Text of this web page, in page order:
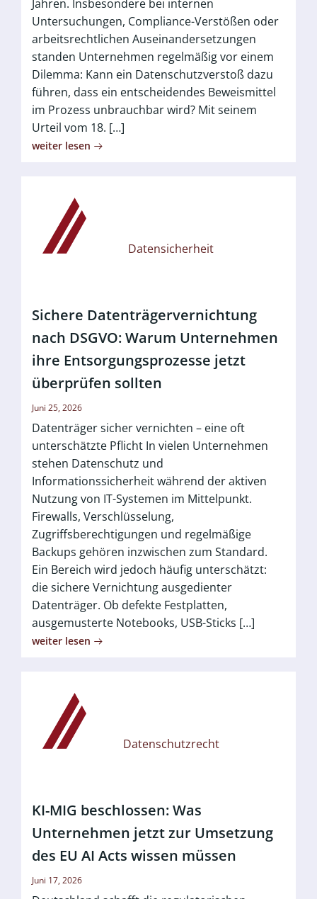
Jahren. Insbesondere bei internen
Untersuchungen, Compliance-Verstößen oder
arbeitsrechtlichen Auseinandersetzungen
standen Unternehmen regelmäßig vor einem
Dilemma: Kann ein Datenschutzverstoß dazu
führen, dass ein entscheidendes Beweismittel
im Prozess unbrauchbar wird? Mit seinem
Urteil vom 18. […]
weiter lesen
Datensicherheit
Sichere Datenträgervernichtung
nach DSGVO: Warum Unternehmen
ihre Entsorgungsprozesse jetzt
überprüfen sollten
Juni 25, 2026
Datenträger sicher vernichten – eine oft
unterschätzte Pflicht In vielen Unternehmen
stehen Datenschutz und
Informationssicherheit während der aktiven
Nutzung von IT-Systemen im Mittelpunkt.
Firewalls, Verschlüsselung,
Zugriffsberechtigungen und regelmäßige
Backups gehören inzwischen zum Standard.
Ein Bereich wird jedoch häufig unterschätzt:
die sichere Vernichtung ausgedienter
Datenträger. Ob defekte Festplatten,
ausgemusterte Notebooks, USB-Sticks […]
weiter lesen
Datenschutzrecht
KI-MIG beschlossen: Was
Unternehmen jetzt zur Umsetzung
des EU AI Acts wissen müssen
Juni 17, 2026